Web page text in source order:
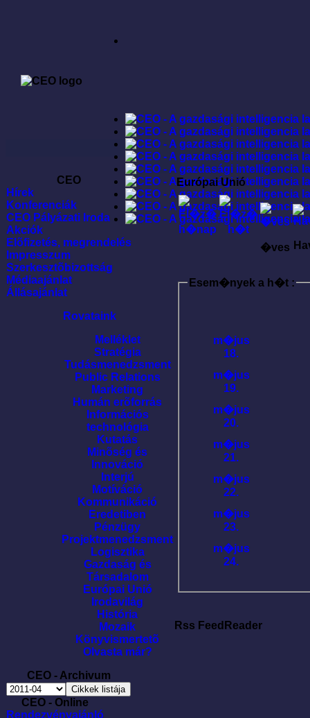
CEO
Hírek
Konferenciák
CEO Pályázati Iroda
Akciók
Elõfizetés, megrendelés
Impresszum
Szerkesztõbizottság
Médiaajánlat
Állásajánlat
Rovataink
Melléklet
Stratégia
Tudásmenedzsment
Public Relations
Marketing
Humán erõforrás
Információs
technológia
Kutatás
Minõség és
Innováció
Interjú
Motíváció
Kommunikáció
Eredetiben
Pénzügy
Projektmenedzsment
Logisztika
Gazdaság és
Társadalom
Európai Unió
Irodavilág
História
Mozaik
Könyvismertetõ
Olvasta már?
CEO - Archivum
CEO - Online
Rendezvényajánló
Európai Unió
�ves
Esem�nyek a h�t :
m�jus
18.
m�jus
19.
m�jus
20.
m�jus
21.
m�jus
22.
m�jus
23.
m�jus
24.
Rss FeedReader